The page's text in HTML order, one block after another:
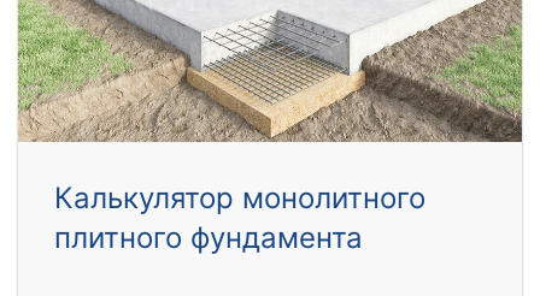
Калькулятор монолитного
плитного фундамента